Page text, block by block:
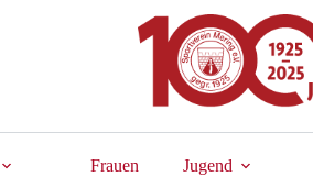
Frauen Jugend